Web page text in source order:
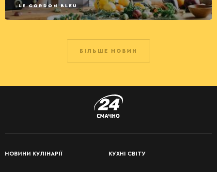
LE CORDON BLEU
БІЛЬШЕ НОВИН
НОВИНИ КУЛІНАРІЇ КУХНІ СВІТУ